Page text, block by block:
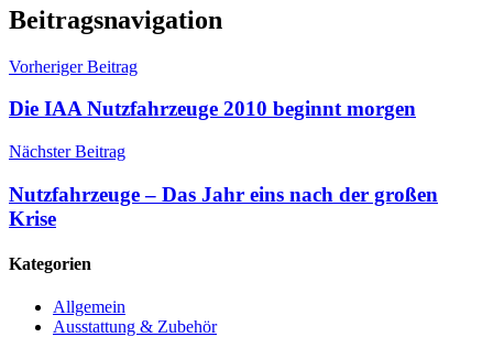
Beitragsnavigation
Vorheriger Beitrag
Die IAA Nutzfahrzeuge 2010 beginnt morgen
Nächster Beitrag
Nutzfahrzeuge – Das Jahr eins nach der großen
Krise
Kategorien
Allgemein
Ausstattung & Zubehör